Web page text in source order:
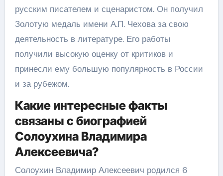
русским писателем и сценаристом. Он получил
Золотую медаль имени А.П. Чехова за свою
деятельность в литературе. Его работы
получили высокую оценку от критиков и
принесли ему большую популярность в России
и за рубежом.
Какие интересные факты
связаны с биографией
Солоухина Владимира
Алексеевича?
Солоухин Владимир Алексеевич родился 6